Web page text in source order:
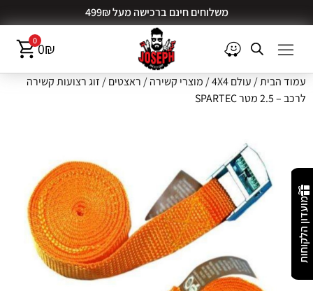
משלוחים חינם ברכישה מעל 499₪
00₪
מועדון הלקוחות
עמוד הבית/ עולם 4X4 / מוצרי קשירה/ ראצטים/ זוג רצועות קשירה
לרכב – 2.5 מטר SPARTEC